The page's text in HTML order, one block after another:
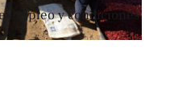
empleo y condiciones